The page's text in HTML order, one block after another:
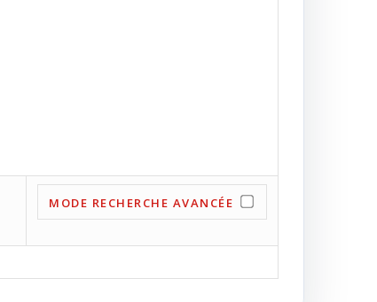
MODE RECHERCHE AVANCÉE